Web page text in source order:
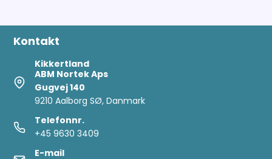
Kontakt
Kikkertland
ABM Nortek Aps
Gugvej 140
9210 Aalborg SØ, Danmark
Telefonnr.
+45 9630 3409
E-mail